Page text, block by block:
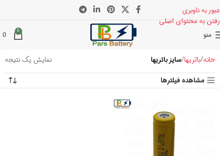
عبور به ناوبری
رفتن به محتوای اصلی
منو 0
0
خانه باتریها سایز باتریها
نمایش یک نتیجه
مشاهده فیلترها